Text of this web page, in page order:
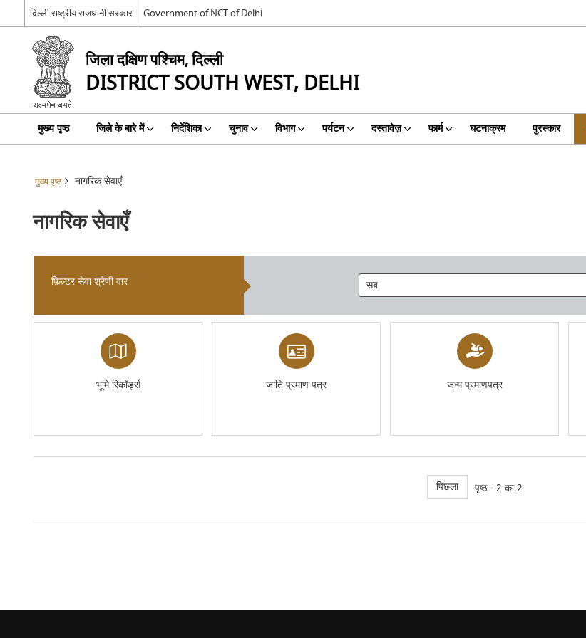
दिल्ली राष्ट्रीय राजधानी सरकार Government of NCT of Delhi
जिला दक्षिण पश्चिम, दिल्ली
DISTRICT SOUTH WEST, DELHI
मुख्य पृष्ठ जिले के बारे में निर्देशिका चुनाव विभाग पर्यटन दस्तावेज़ फार्म घटनाक्रम पुरस्कार
मुख्य पृष्ठ नागरिक सेवाएँ
नागरिक सेवाएँ
फ़िल्टर सेवा श्रेणी वार
भूमि रिकॉर्ड्स जाति प्रमाण पत्र जन्म प्रमाणपत्र
पिछला पृष्ठ - 2 का 2